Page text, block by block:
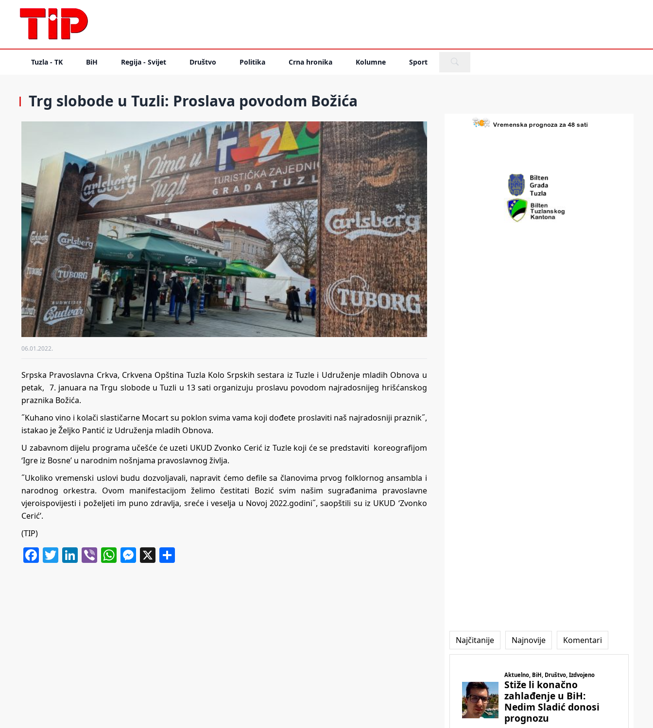
Tuzla - TK BiH Regija - Svijet Društvo Politika Crna hronika Kolumne Sport
Trg slobode u Tuzli: Proslava povodom Božića
06.01.2022.
Srpska Pravoslavna Crkva, Crkvena Opština Tuzla Kolo Srpskih sestara iz Tuzle i Udruženje mladih Obnova u
petak, 7. januara na Trgu slobode u Tuzli u 13 sati organizuju proslavu povodom najradosnijeg hrišćanskog
praznika Božića.
˝Kuhano vino i kolači slastičarne Mocart su poklon svima vama koji dođete proslaviti naš najradosniji praznik˝,
istakao je Željko Pantić iz Udruženja mladih Obnova.
U zabavnom dijelu programa učešće će uzeti UKUD Zvonko Cerić iz Tuzle koji će se predstaviti koreografijom
‘Igre iz Bosne’ u narodnim nošnjama pravoslavnog življa.
˝Ukoliko vremenski uslovi budu dozvoljavali, napravit ćemo defile sa članovima prvog folklornog ansambla i
narodnog orkestra. Ovom manifestacijom želimo čestitati Bozić svim našim sugrađanima pravoslavne
vjeroispovijesti i poželjeti im puno zdravlja, sreće i veselja u Novoj 2022.godini˝, saopštili su iz UKUD ‘Zvonko
Cerić’.
(TIP)
Facebook
Twitter
LinkedIn
ViberWhatsApp
Messenger
X
Najčitanije Najnovije Komentari